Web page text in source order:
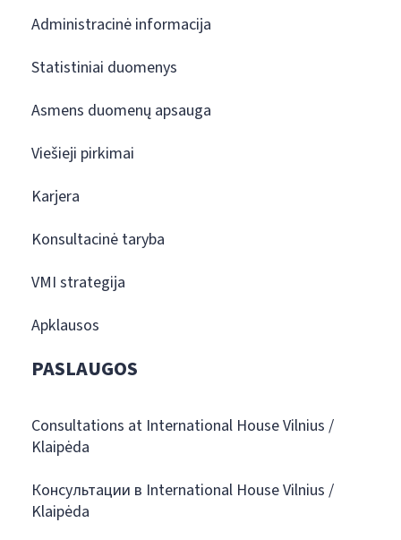
Administracinė informacija
Statistiniai duomenys
Asmens duomenų apsauga
Viešieji pirkimai
Karjera
Konsultacinė taryba
VMI strategija
Apklausos
PASLAUGOS
Consultations at International House Vilnius /
Klaipėda
Консультации в International House Vilnius /
Klaipėda